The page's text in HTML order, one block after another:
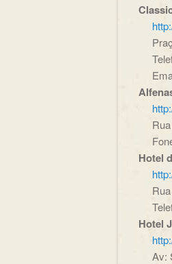
Rua
Hotel
Rua
Hotel
Av: